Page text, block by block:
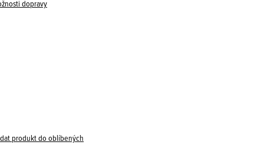
dopravy
produkt do oblíbených